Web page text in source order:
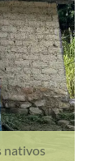
nativos